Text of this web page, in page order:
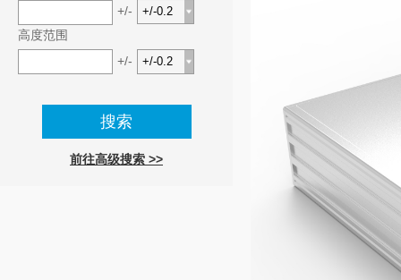
+/-
高度范围
+/-
前往高级搜索 >>